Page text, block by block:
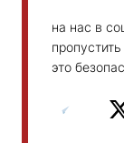
на нас в
это